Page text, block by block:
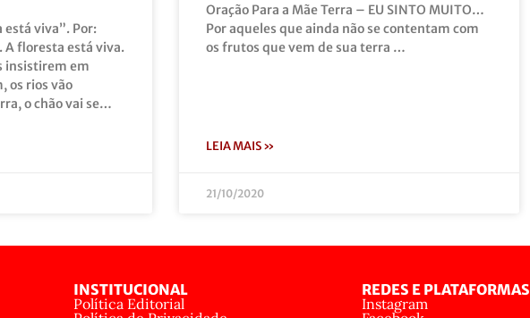
está viva”. Por:
A floresta está viva.
insistirem em
os rios vão
o chão vai se…
Oração Para a Mãe Terra – EU SINTO MUITO…
Por aqueles que ainda não se contentam com
os frutos que vem de sua terra …
LEIA MAIS »
21/10/2020
INSTITUCIONAL
Política Editorial
REDES E PLATAFORMAS
Instagram